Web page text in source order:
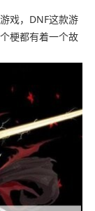
戏，DNF这款游
梗都有着一个故